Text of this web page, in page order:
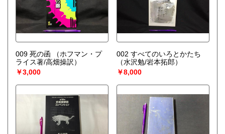
009 死の函
（ホフマン・プ
ライス著/高畑操訳）
￥3,000
002 すべてのいろとかたち
（水沢勉/岩本拓郎）
￥8,000